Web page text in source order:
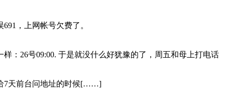
，上网帐号欠费了。
：26号09:00. 于是就没什么好犹豫的了，周五和母上打电话
7天前台问地址的时候[……]